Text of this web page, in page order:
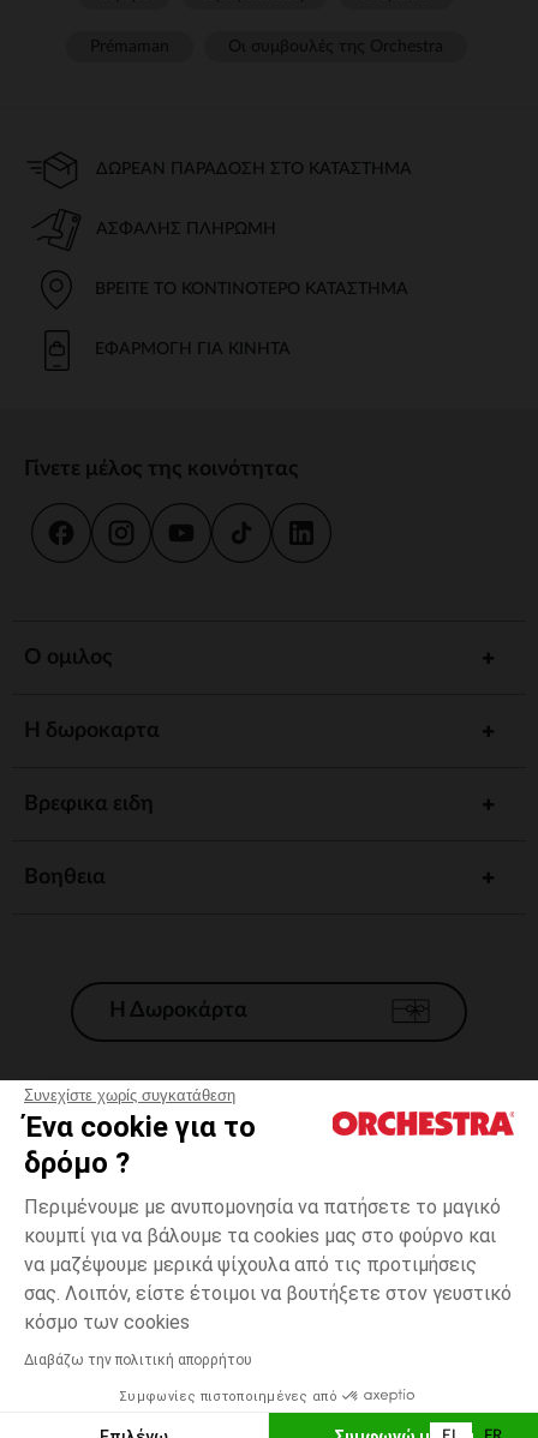
Συνεχίστε χωρίς συγκατάθεση
Ένα cookie για το
δρόμο ?
Περιμένουμε με ανυπομονησία να πατήσετε το μαγικό
κουμπί για να βάλουμε τα cookies μας στο φούρνο και
να μαζέψουμε μερικά ψίχουλα από τις προτιμήσεις
σας. Λοιπόν, είστε έτοιμοι να βουτήξετε στον γευστικό
κόσμο των cookies
Διαβάζω την πολιτική απορρήτου
Συμφωνίες πιστοποιημένες από
Εκρού
3
Δυνατότητα πληρωμής με
ΠΡΟΣΘΉΚΗ ΣΤΟ ΚΑΛΆΘΙ
ΔΩΡΕΆΝ ΠΑΡΆΔΟΣΗ ΣΤΟ ΚΑΤΆΣΤΗΜΑ
ΑΣΦΑΛΉΣ ΠΛΗΡΩΜΉ
ΒΡΕΊΤΕ ΤΟ ΚΟΝΤΙΝΌΤΕΡΟ ΚΑΤΆΣΤΗΜΑ
ΕΦΑΡΜΟΓΉ ΓΙΑ ΚΙΝΗΤΆ
Γίνετε μέλος της κοινότητας
Ο ομιλος
Η δωροκαρτα
Βρεφικα ειδη
Βοηθεια
Η Δωροκάρτα
Γενικοί 'Οροι Πώλησης
*Εμπορικες προσφορες
Προσωπικά δεδομένα
Διαχείρηση των cookies
Προσβασιμότητα: μη συμμορφούμενη
H Orchestra συμμετέχει στον κωδικά δεοντολογίας και στο σύστημα
μεσολάβησης της Γαλλικής Ομοσπονδίας Ηλεκτρονικού Εμπορίου.